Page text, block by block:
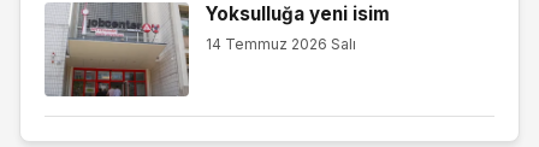
Yoksulluğa yeni isim
14 Temmuz 2026 Salı